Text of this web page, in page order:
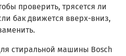
проверить, трясется ли
бак движется вверх-вниз,
стиральной машины Bosch